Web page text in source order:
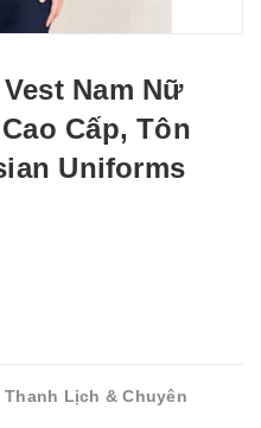
Nam Nữ
Cấp, Tôn
Uniforms
Thanh Lịch & Chuyên